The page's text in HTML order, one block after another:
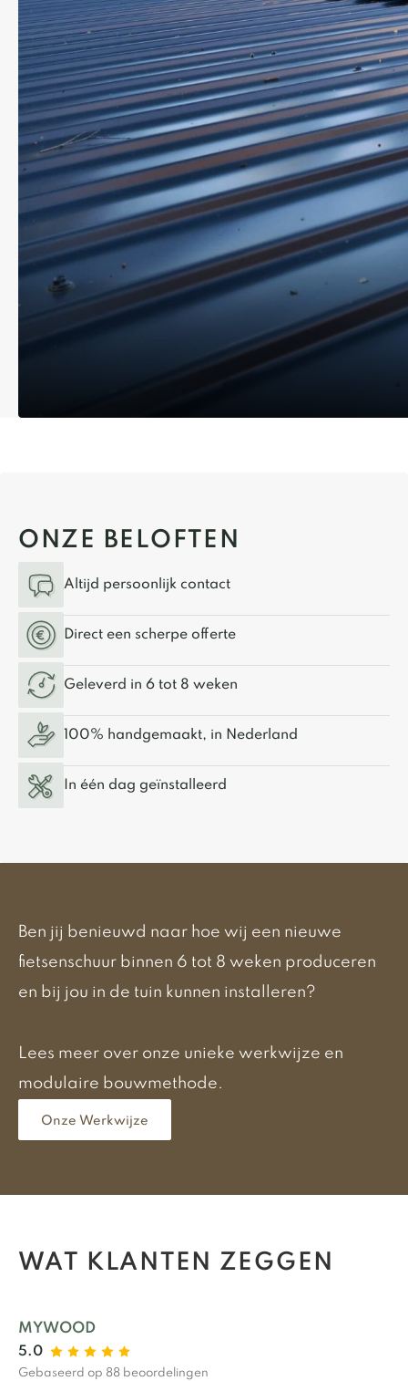
ONZE BELOFTEN
Altijd persoonlijk contact
Direct een scherpe offerte
Geleverd in 6 tot 8 weken
100% handgemaakt, in Nederland
In één dag geïnstalleerd
Ben jij benieuwd naar hoe wij een nieuwe
fietsenschuur binnen 6 tot 8 weken produceren
en bij jou in de tuin kunnen installeren?
Lees meer over onze unieke werkwijze en
modulaire bouwmethode.
Onze Werkwijze
WAT KLANTEN ZEGGEN
MYWOOD
5.0
Gebaseerd op 88 beoordelingen